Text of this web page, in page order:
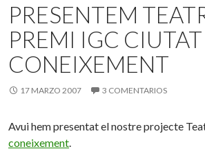
PRESENTEM
PREMI IGC
CONEIXEMENT
17 MARZO 2007 3 COMENTARIOS
Avui hem presentat el nostre projecte
coneixement.